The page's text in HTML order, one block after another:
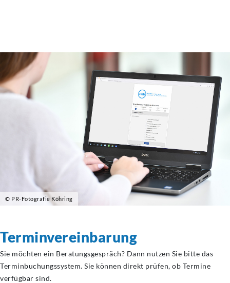
© PR-Fotografie Köhring
Terminvereinbarung
Sie möchten ein Beratungsgespräch? Dann nutzen Sie bitte das
Terminbuchungssystem. Sie können direkt prüfen, ob Termine
verfügbar sind.